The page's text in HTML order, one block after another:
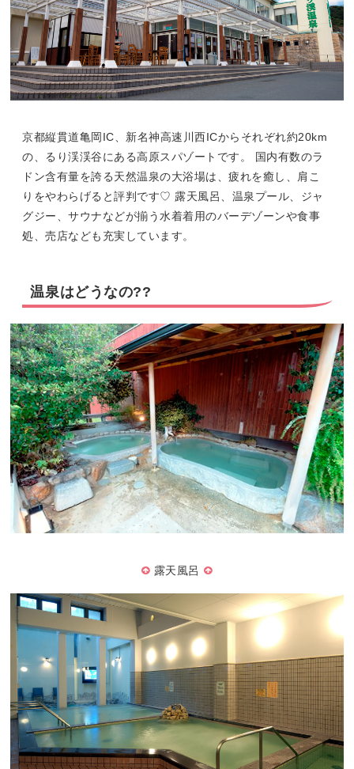
京都縦貫道亀岡IC、新名神高速川西ICからそれぞれ約20km
の、るり渓渓谷にある高原スパゾートです。 国内有数のラ
ドン含有量を誇る天然温泉の大浴場は、疲れを癒し、肩こ
りをやわらげると評判です♡ 露天風呂、温泉プール、ジャ
グジー、サウナなどが揃う水着着用のバーデゾーンや食事
処、売店なども充実しています。
温泉はどうなの??
露天風呂